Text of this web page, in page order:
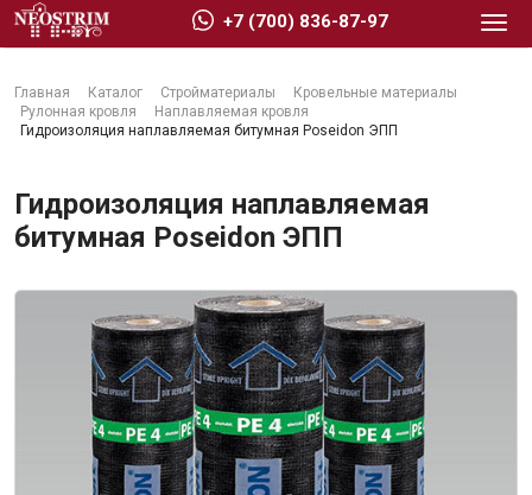
Главная Каталог Стройматериалы
Кровельные материалы
Рулонная кровля
Наплавляемая кровля
Гидроизоляция наплавляемая битумная Poseidon ЭПП
Гидроизоляция наплавляемая
битумная Poseidon ЭПП
+7 (700) 836-87-97
Стройматериалы
Сухие строительные смеси
Гидроизоляция
Изоляционные материалы
Кровельные материалы
Ещё 2